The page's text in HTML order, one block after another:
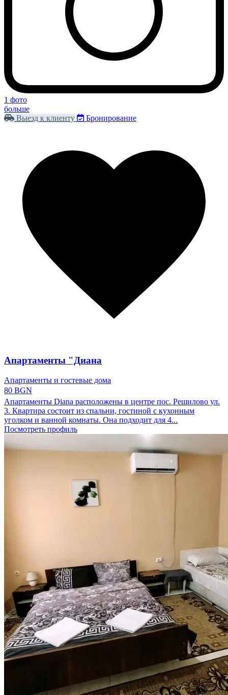
1 фото
больше
Выезд к клиенту
Бронирование
Апартаменты "Диана
Апартаменты и гостевые дома
80 BGN
Апартаменты Diana расположены в центре пос. Решилово ул.
3. Квартира состоит из спальни, гостиной с кухонным
уголком и ванной комнаты. Она подходит для 4...
Посмотреть профиль